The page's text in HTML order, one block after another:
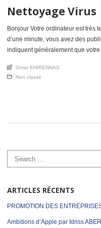
Nettoyage Virus
Bonjour Votre ordinateur est très
d’une minute, vous avez des
indiquent généralement que
Mac os est souhaitable On me
An article by
Omar KHIRENNAS
Posted in
Non classé
ARTICLES RÉCENTS
PROMOTION DES
Ambitions d’Apple par Idriss